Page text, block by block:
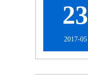
23
2017-05